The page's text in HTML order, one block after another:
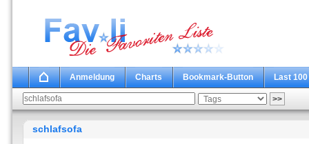
Anmeldung Charts Bookmark-Button Last 100
schlafsofa